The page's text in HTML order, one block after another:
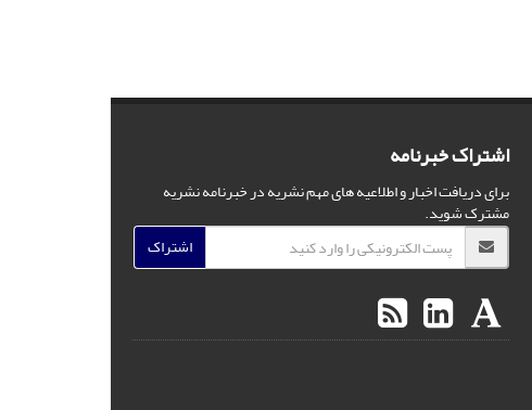
اشتراک خبرنامه
برای دریافت اخبار و اطلاعیه های مهم نشریه در خبرنامه نشریه
مشترک شوید.
اشتراک